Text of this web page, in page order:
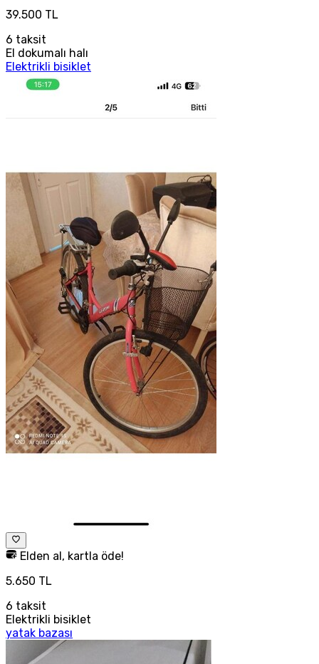
39.500 TL
6 taksit
El dokumalı halı
Elektrikli bisiklet
Elden al, kartla öde!
5.650 TL
6 taksit
Elektrikli bisiklet
yatak bazası